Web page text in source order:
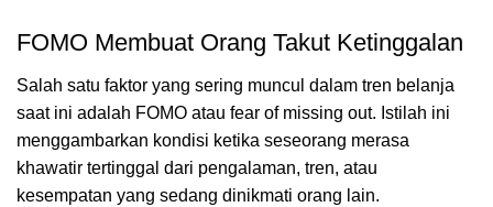
FOMO Membuat Orang Takut Ketinggalan
Salah satu faktor yang sering muncul dalam tren belanja
saat ini adalah FOMO atau fear of missing out. Istilah ini
menggambarkan kondisi ketika seseorang merasa
khawatir tertinggal dari pengalaman, tren, atau
kesempatan yang sedang dinikmati orang lain.